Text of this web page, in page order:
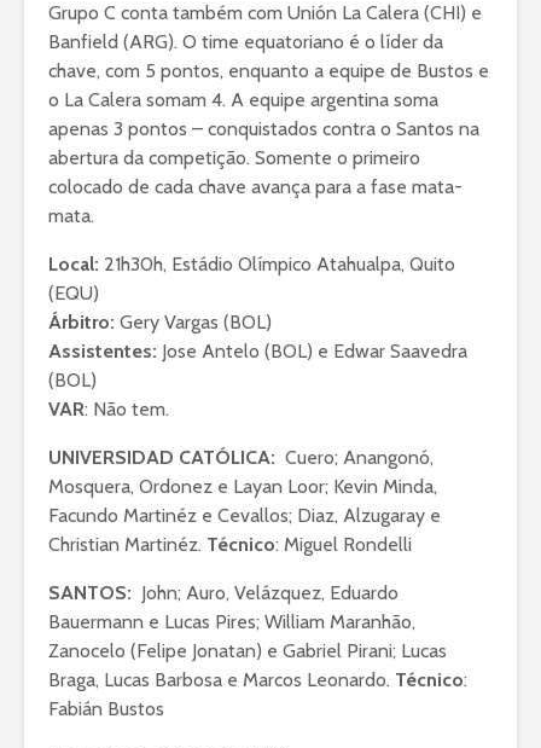
Grupo C conta também com Unión La Calera (CHI) e
Banfield (ARG). O time equatoriano é o líder da
chave, com 5 pontos, enquanto a equipe de Bustos e
o La Calera somam 4. A equipe argentina soma
apenas 3 pontos – conquistados contra o Santos na
abertura da competição. Somente o primeiro
colocado de cada chave avança para a fase mata-
mata.
Local: 21h30h, Estádio Olímpico Atahualpa, Quito
(EQU)
Árbitro: Gery Vargas (BOL)
Assistentes: Jose Antelo (BOL) e Edwar Saavedra
(BOL)
VAR: Não tem.
UNIVERSIDAD CATÓLICA: Cuero; Anangonó,
Mosquera, Ordonez e Layan Loor; Kevin Minda,
Facundo Martinéz e Cevallos; Diaz, Alzugaray e
Christian Martinéz. Técnico: Miguel Rondelli
SANTOS: John; Auro, Velázquez, Eduardo
Bauermann e Lucas Pires; William Maranhão,
Zanocelo (Felipe Jonatan) e Gabriel Pirani; Lucas
Braga, Lucas Barbosa e Marcos Leonardo. Técnico:
Fabián Bustos